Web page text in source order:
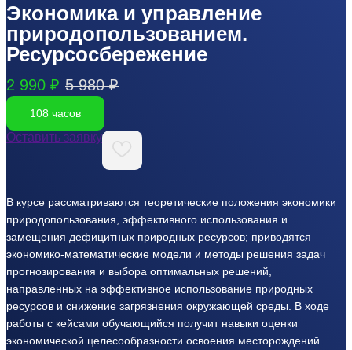
Экономика и управление
природопользованием.
Ресурсосбережение
2 990 ₽ 5 980 ₽
108 часов
Оставить заявку
В курсе рассматриваются теоретические положения экономики
природопользования, эффективного использования и
замещения дефицитных природных ресурсов; приводятся
экономико-математические модели и методы решения задач
прогнозирования и выбора оптимальных решений,
направленных на эффективное использование природных
ресурсов и снижение загрязнения окружающей среды. В ходе
работы с кейсами обучающийся получит навыки оценки
экономической целесообразности освоения месторождений